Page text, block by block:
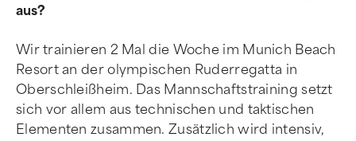
aus?
Wir trainieren 2 Mal die Woche im Munich Beach
Resort an der olympischen Ruderregatta in
Oberschleißheim. Das Mannschaftstraining setzt
sich vor allem aus technischen und taktischen
Elementen zusammen. Zusätzlich wird intensiv,